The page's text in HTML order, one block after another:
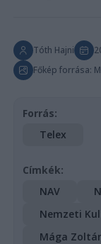
Tóth Hajni
Főkép forrása:
Forrás:
Telex
Címkék:
NAV
Nemzeti
Mága